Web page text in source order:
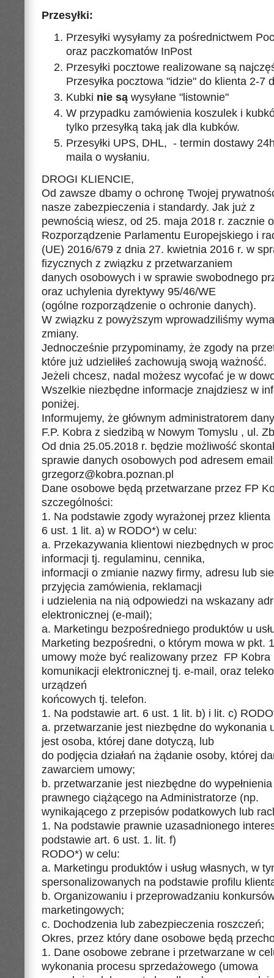
Przesyłki:
Przesyłki wysyłamy za pośrednictwem
oraz paczkomatów InPost
Przesyłki pocztowe realizowane są
Przesyłka pocztowa "idzie" do klienta 2-7
Kubki nie sąwysyłane "listownie"
W przypadku zamówienia koszulek i
tylko przesyłką taką jak dla kubków.
Przesyłki UPS, DHL, - termin dostawy
maila o wysłaniu.
DROGI KLIENCIE,
Od zawsze dbamy o ochronę Twojej
nasze zabezpieczenia i standardy. Jak już z
pewnością wiesz, od 25. maja 2018 r. zacznie
Rozporządzenie Parlamentu Europejskiego i
(UE) 2016/679 z dnia 27. kwietnia 2016 r. w
fizycznych z związku z przetwarzaniem
danych osobowych i w sprawie swobodnego
oraz uchylenia dyrektywy 95/46/WE
(ogólne rozporządzenie o ochronie danych).
W związku z powyższym wprowadziliśmy
zmiany.
Jednocześnie przypominamy, że zgody na
które już udzieliłeś zachowują swoją ważność.
Jeżeli chcesz, nadal możesz wycofać je w
Wszelkie niezbędne informacje znajdziesz w
poniżej.
Informujemy, że głównym administratorem
F.P. Kobra z siedzibą w Nowym Tomyslu , ul.
Od dnia 25.05.2018 r. będzie możliwość
sprawie danych osobowych pod adresem
grzegorz@kobra.poznan.pl
Dane osobowe będą przetwarzane przez FP
szczególności:
1. Na podstawie zgody wyrażonej przez
6 ust. 1 lit. a) w RODO*) w celu:
a. Przekazywania klientowi niezbędnych w
informacji tj. regulaminu, cennika,
informacji o zmianie nazwy firmy, adresu lub
przyjęcia zamówienia, reklamacji
i udzielenia na nią odpowiedzi na wskazany
elektronicznej (e-mail);
a. Marketingu bezpośredniego produktów u
Marketing bezpośredni, o którym mowa w pkt.
umowy może być realizowany przez FP Kobra
komunikacji elektronicznej tj. e-mail, oraz
urządzeń
końcowych tj. telefon.
1. Na podstawie art. 6 ust. 1 lit. b) i lit. c)
a. przetwarzanie jest niezbędne do wykonania
jest osoba, której dane dotyczą, lub
do podjęcia działań na żądanie osoby, której
zawarciem umowy;
b. przetwarzanie jest niezbędne do
prawnego ciążącego na Administratorze (np.
wynikającego z przepisów podatkowych lub
1. Na podstawie prawnie uzasadnionego
podstawie art. 6 ust. 1. lit. f)
RODO*) w celu:
a. Marketingu produktów i usług własnych, w
spersonalizowanych na podstawie profilu
b. Organizowaniu i przeprowadzaniu
marketingowych;
c. Dochodzenia lub zabezpieczenia roszczeń;
Okres, przez który dane osobowe będą
1. Dane osobowe zebrane i przetwarzane w
wykonania procesu sprzedażowego (umowa